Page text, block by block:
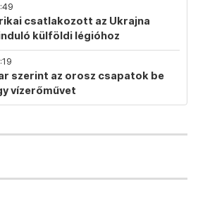
csatlakozott az Ukrajna
külföldi légióhoz
szerint az orosz csapatok be
vízerőművet